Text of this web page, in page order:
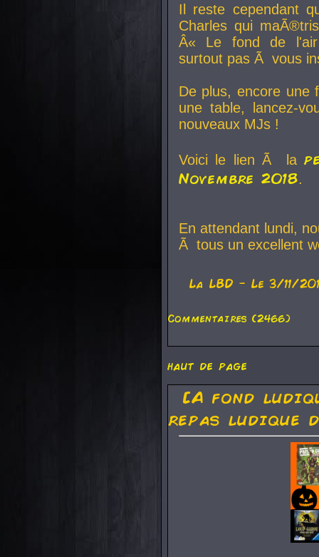
Il reste cependant
Charles qui
Â« Le fond de
surtout pas Ã vous
De plus, encore une
une table, lancez-
nouveaux MJs !
Voici le lien Ã la
Novembre 2018.
En attendant lundi,
Ã tous un excellent
La LBD - Le 3/11/
Commentaires (2466)
haut de page
[A fond
repas ludique